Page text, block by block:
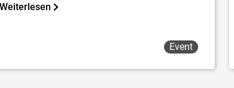
Weiterlesen
Event